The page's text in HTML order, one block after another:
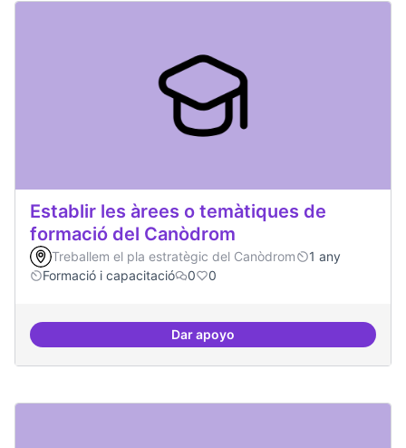
Establir les àrees o temàtiques de
formació del Canòdrom
Treballem el pla estratègic del Canòdrom
1 any
Formació i capacitació
0 0
Dar apoyoEstablir les àrees o temàtiques